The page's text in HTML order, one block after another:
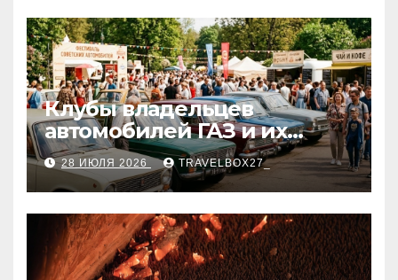
Клубы владельцев
автомобилей ГАЗ и их
мероприятия
28 ИЮЛЯ 2026 TRAVELBOX27_